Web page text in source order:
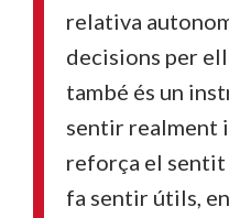
relativa
decisions per
també és un
sentir realment
reforça el sentit
fa sentir útils,